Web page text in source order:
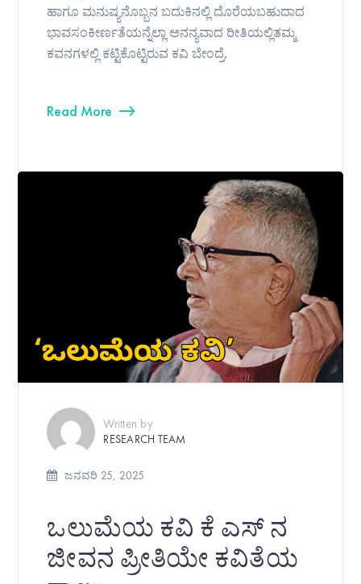
ಹಾಗೂ ಮನುಷ್ಯನೊಬ್ಬನ ಬದುಕಿನಲ್ಲಿ ದೊರೆಯಬಹುದಾದ
ಭಾವಸಂಕೀರ್ಣತೆಯನ್ನೆಲ್ಲಾ ಅನನ್ಯವಾದ ರೀತಿಯಲ್ಲಿತಮ್ಮ
ಕವನಗಳಲ್ಲಿ ಕಟ್ಟಿಕೊಟ್ಟಿರುವ ಕವಿ ಬೇಂದ್ರೆ.
Read More
Written by
RESEARCH TEAM
ಜನವರಿ 25, 2025
ಒಲುಮೆಯ ಕವಿ ಕೆ ಎಸ್ ‌ನ
ಜೀವನ ಪ್ರೀತಿಯೇ ಕವಿತೆಯ